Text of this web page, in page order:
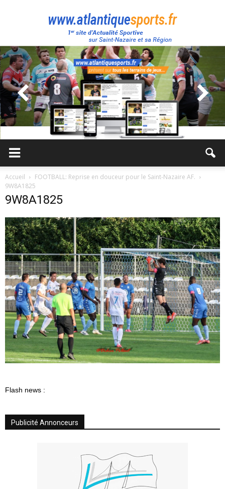
Atlantique
Sport
Accueil
FOOTBALL: Reprise en douceur pour le Saint-Nazaire AF.
9W8A1825
9W8A1825
Flash news :
Publicité Annonceurs